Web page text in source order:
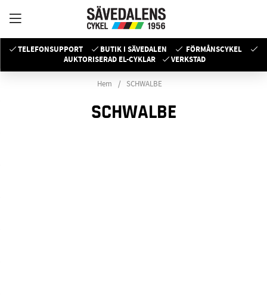
TELEFONSUPPORT BUTIK I SÄVEDALEN
FÖRMÅNSCYKEL
AUKTORISERAD EL-CYKLAR
VERKSTAD
Hem SCHWALBE
SCHWALBE